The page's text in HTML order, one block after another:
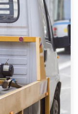
kunnen uw
telefonisch
Wilt u
offerte
Vul uw
auto's van
Audi, BMW,